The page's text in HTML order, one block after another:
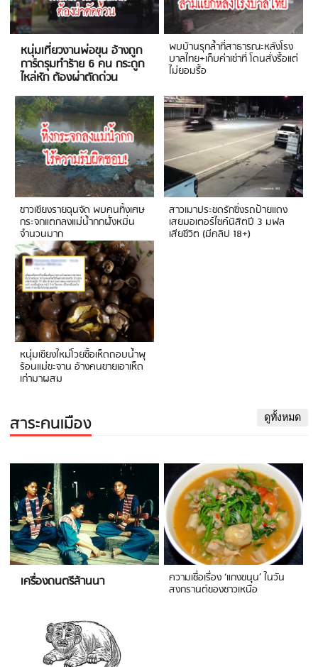
หนุ่มเที่ยวงานพ่อขุน อ้างถูก
การ์ดรุมทำร้าย 6 คน กระดูก
ไหล่หัก ต้องผ่าตัดด่วน
พบบ้านรุกล้ำที่สาธารณะหลังโรง
บาลไทย+เก็บค่าเช่าที่ โดนสั่งรื้อแต่
ไม่ยอมรื้อ
ชาวเชียงรายฉุนจัด พบคนทิ้งเศษ
กระจกแตกลงแม่น้ำกกฝั่งหมิ่น
จำนวนมาก
สาวเมาประชดรักซิ่งรถป้ายแดง
เสยมอเตอร์ไซค์นิสิตปี 3 มฟล
เสียชีวิต (มีคลิป 18+)
หนุ่มเชียงใหม่โวยซื้อเห็ดถอบน้ำพุ
ร้อนแม่ขะจาน อ้างคนขายเอาเห็ด
เก่ามาผสม
สาระคนเมือง ดูทั้งหมด
เครื่องดนตรีล้านนา ความเชื่อเรื่อง ‘แกงขนุน’ ในวัน
สงกรานต์ของชาวเหนือ